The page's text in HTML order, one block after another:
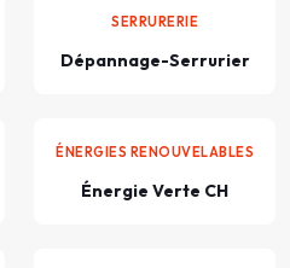
SERRURERIE
Dépannage-Serrurier
ÉNERGIES RENOUVELABLES
Énergie Verte CH